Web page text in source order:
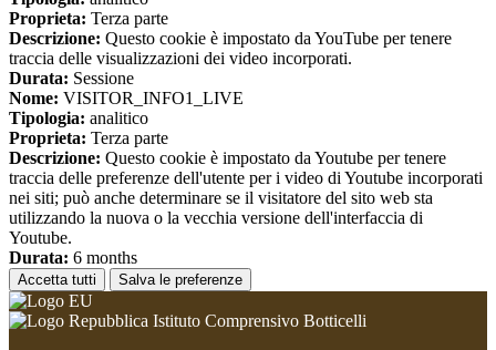
Proprieta: Terza parte
Descrizione: Questo cookie è impostato da YouTube per tenere
traccia delle visualizzazioni dei video incorporati.
Durata: Sessione
Nome: VISITOR_INFO1_LIVE
Tipologia: analitico
Proprieta: Terza parte
Descrizione: Questo cookie è impostato da Youtube per tenere
traccia delle preferenze dell'utente per i video di Youtube incorporati
nei siti; può anche determinare se il visitatore del sito web sta
utilizzando la nuova o la vecchia versione dell'interfaccia di
Youtube.
Durata: 6 months
Accetta tutti Salva le preferenze
Istituto Comprensivo Botticelli